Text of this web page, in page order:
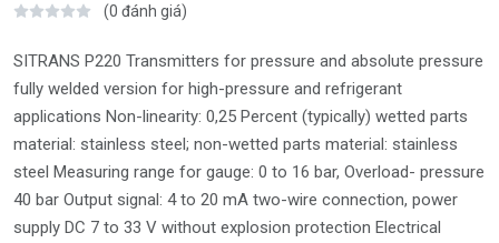
(0 đánh giá)
SITRANS P220 Transmitters for pressure and absolute pressure
fully welded version for high-pressure and refrigerant
applications Non-linearity: 0,25 Percent (typically) wetted parts
material: stainless steel; non-wetted parts material: stainless
steel Measuring range for gauge: 0 to 16 bar, Overload- pressure
40 bar Output signal: 4 to 20 mA two-wire connection, power
supply DC 7 to 33 V without explosion protection Electrical